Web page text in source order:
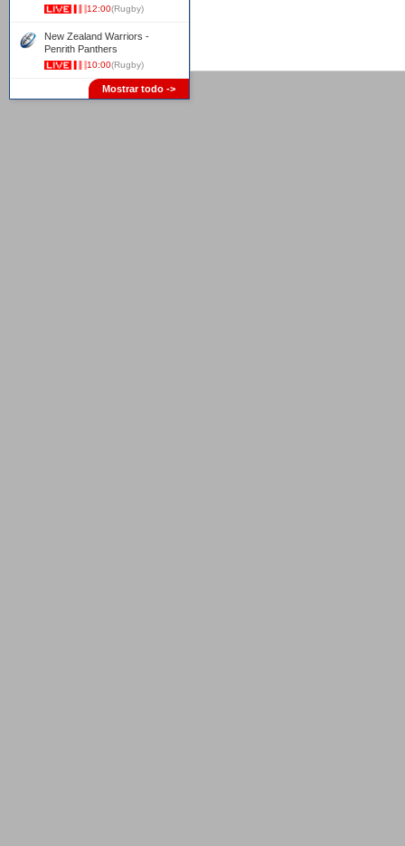
12:00(Rugby)
New Zealand Warriors -
Penrith Panthers
10:00(Rugby)
Mostrar todo ->